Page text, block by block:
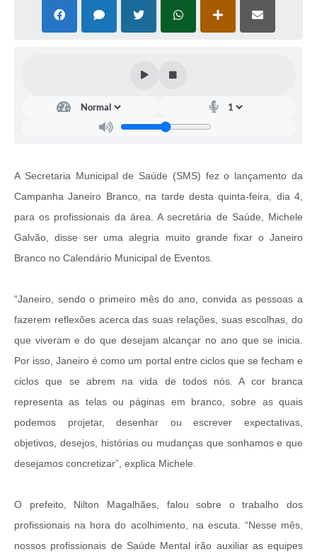
A Secretaria Municipal de Saúde (SMS) fez o lançamento da
Campanha Janeiro Branco, na tarde desta quinta-feira, dia 4,
para os profissionais da área. A secretária de Saúde, Michele
Galvão, disse ser uma alegria muito grande fixar o Janeiro
Branco no Calendário Municipal de Eventos.
“Janeiro, sendo o primeiro mês do ano, convida as pessoas a
fazerem reflexões acerca das suas relações, suas escolhas, do
que viveram e do que desejam alcançar no ano que se inicia.
Por isso, Janeiro é como um portal entre ciclos que se fecham e
ciclos que se abrem na vida de todos nós. A cor branca
representa as telas ou páginas em branco, sobre as quais
podemos projetar, desenhar ou escrever expectativas,
objetivos, desejos, histórias ou mudanças que sonhamos e que
desejamos concretizar”, explica Michele.
O prefeito, Nilton Magalhães, falou sobre o trabalho dos
profissionais na hora do acolhimento, na escuta. “Nesse mês,
nossos profissionais de Saúde Mental irão auxiliar as equipes